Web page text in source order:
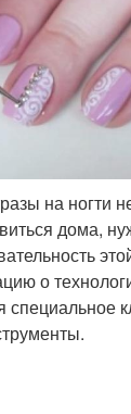
на ногти
дома,
о
специальное